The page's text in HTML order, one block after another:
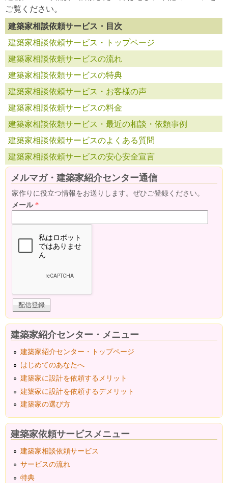
ご覧ください。
建築家相談依頼サービス・目次
建築家相談依頼サービス・トップページ
建築家相談依頼サービスの流れ
建築家相談依頼サービスの特典
建築家相談依頼サービス・お客様の声
建築家相談依頼サービスの料金
建築家相談依頼サービス・最近の相談・依頼事例
建築家相談依頼サービスのよくある質問
建築家相談依頼サービスの安心安全宣言
メルマガ・建築家紹介センター通信
家作りに役立つ情報をお送りします。ぜひご登録ください。
メール*
建築家紹介センター・メニュー
建築家紹介センター・トップページ
はじめてのあなたへ
建築家に設計を依頼するメリット
建築家に設計を依頼するデメリット
建築家の選び方
建築家依頼サービスメニュー
建築家相談依頼サービス
サービスの流れ
特典